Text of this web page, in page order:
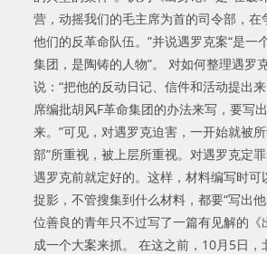
营，动摇我们的毛主席为首的司令部，在
他们的反革命队伍。”并说遇罗克案“是一
集团，是陶铸的人物”。 对如何整理遇罗
说：“把他的反动日记、信件和活动提出
席编批胡风F革命集团的办法来写，要写
来。”可见，对遇罗克迫害，一开始就被
部”所重视，被上层所重视。对遇罗克定
遇罗克前就定好的。这样，材料编写时可
捉影，不管搜集到什么材料，都要“写出
位善良的青年只不过写了一篇有见解的《
成一个大案来抓。 在这之前，10月5日，